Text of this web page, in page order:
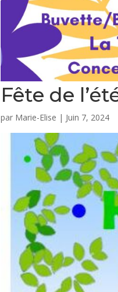
Fête de
par Marie-Elise | Juin 7, 2024